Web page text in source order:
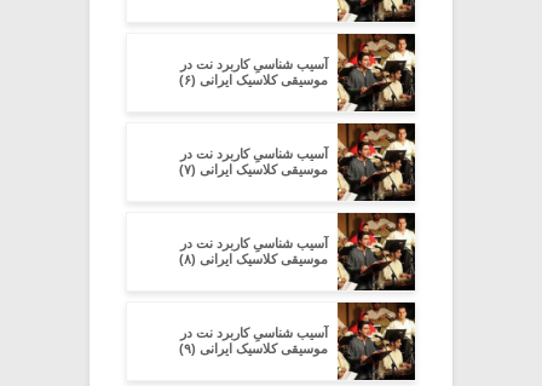
آسیب شناسیِ کاربرد نت در
موسیقی کلاسیک ایرانی (۶)
آسیب شناسیِ کاربرد نت در
موسیقی کلاسیک ایرانی (۷)
آسیب شناسیِ کاربرد نت در
موسیقی کلاسیک ایرانی (۸)
آسیب شناسیِ کاربرد نت در
موسیقی کلاسیک ایرانی (۹)